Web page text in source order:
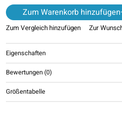
Zum Warenkorb hinzufügen
Zum Vergleich hinzufügen Zur
Eigenschaften
Bewertungen (0)
Größentabelle